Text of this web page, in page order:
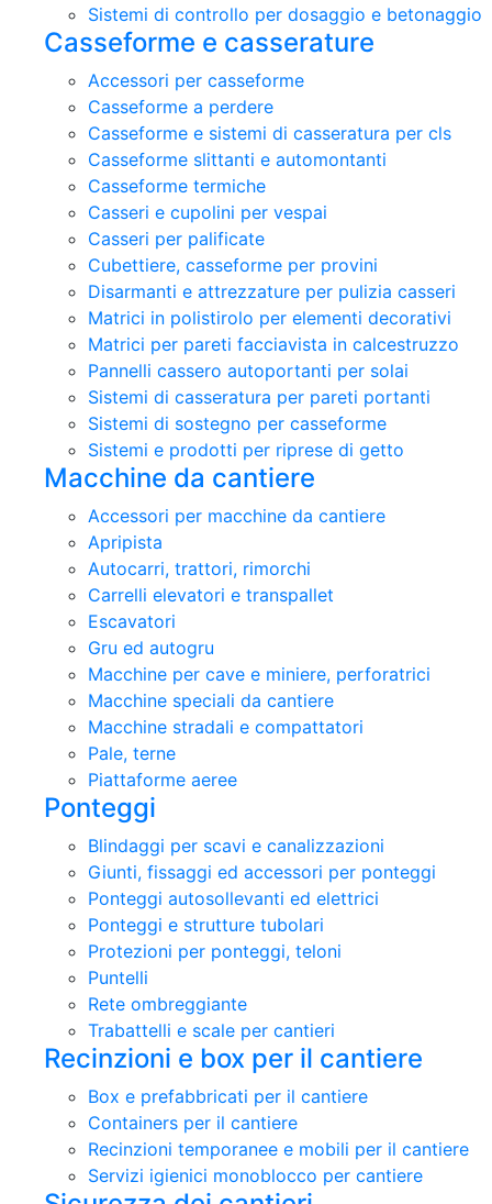
Sistemi di controllo per dosaggio e betonaggio
Casseforme e casserature
Accessori per casseforme
Casseforme a perdere
Casseforme e sistemi di casseratura per cls
Casseforme slittanti e automontanti
Casseforme termiche
Casseri e cupolini per vespai
Casseri per palificate
Cubettiere, casseforme per provini
Disarmanti e attrezzature per pulizia casseri
Matrici in polistirolo per elementi decorativi
Matrici per pareti facciavista in calcestruzzo
Pannelli cassero autoportanti per solai
Sistemi di casseratura per pareti portanti
Sistemi di sostegno per casseforme
Sistemi e prodotti per riprese di getto
Macchine da cantiere
Accessori per macchine da cantiere
Apripista
Autocarri, trattori, rimorchi
Carrelli elevatori e transpallet
Escavatori
Gru ed autogru
Macchine per cave e miniere, perforatrici
Macchine speciali da cantiere
Macchine stradali e compattatori
Pale, terne
Piattaforme aeree
Ponteggi
Blindaggi per scavi e canalizzazioni
Giunti, fissaggi ed accessori per ponteggi
Ponteggi autosollevanti ed elettrici
Ponteggi e strutture tubolari
Protezioni per ponteggi, teloni
Puntelli
Rete ombreggiante
Trabattelli e scale per cantieri
Recinzioni e box per il cantiere
Box e prefabbricati per il cantiere
Containers per il cantiere
Recinzioni temporanee e mobili per il cantiere
Servizi igienici monoblocco per cantiere